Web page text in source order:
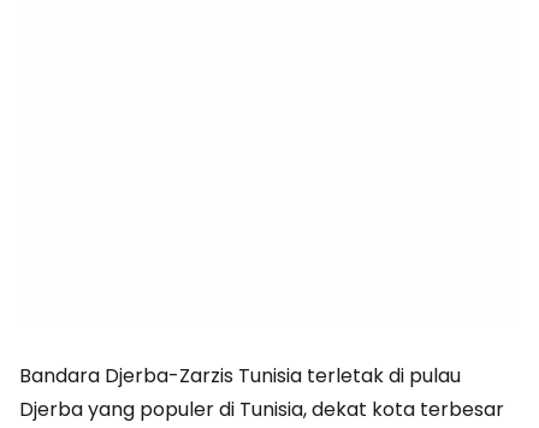
Bandara Djerba-Zarzis Tunisia terletak di pulau
Djerba yang populer di Tunisia, dekat kota terbesar